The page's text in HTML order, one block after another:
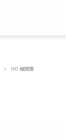
＞ HO 機関庫